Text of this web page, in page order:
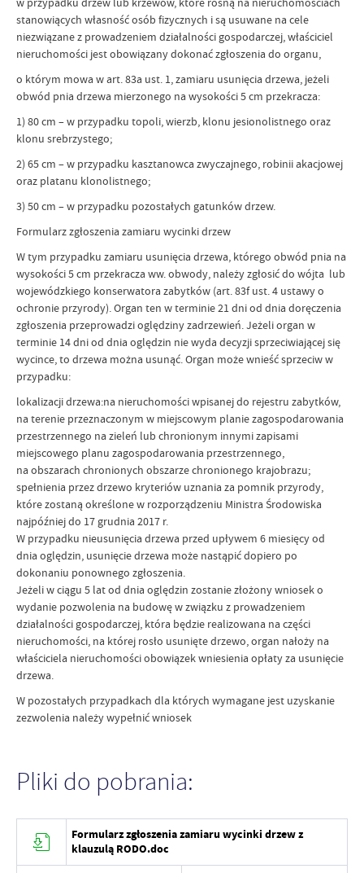
stanowiących własność osób fizycznych i są usuwane na cele
niezwiązane z prowadzeniem działalności gospodarczej, właściciel
nieruchomości jest obowiązany dokonać zgłoszenia do organu,
o którym mowa w art. 83a ust. 1, zamiaru usunięcia drzewa, jeżeli
obwód pnia drzewa mierzonego na wysokości 5 cm przekracza:
1) 80 cm – w przypadku topoli, wierzb, klonu jesionolistnego oraz
klonu srebrzystego;
2) 65 cm – w przypadku kasztanowca zwyczajnego, robinii akacjowej
oraz platanu klonolistnego;
3) 50 cm – w przypadku pozostałych gatunków drzew.
Formularz zgłoszenia zamiaru wycinki drzew
W tym przypadku zamiaru usunięcia drzewa, którego obwód pnia na
wysokości 5 cm przekracza ww. obwody, należy zgłosić do wójta lub
wojewódzkiego konserwatora zabytków (art. 83f ust. 4 ustawy o
ochronie przyrody). Organ ten w terminie 21 dni od dnia doręczenia
zgłoszenia przeprowadzi oględziny zadrzewień. Jeżeli organ w
terminie 14 dni od dnia oględzin nie wyda decyzji sprzeciwiającej się
wycince, to drzewa można usunąć. Organ może wnieść sprzeciw w
przypadku:
lokalizacji drzewa:na nieruchomości wpisanej do rejestru zabytków,
na terenie przeznaczonym w miejscowym planie zagospodarowania
przestrzennego na zieleń lub chronionym innymi zapisami
miejscowego planu zagospodarowania przestrzennego,
na obszarach chronionych obszarze chronionego krajobrazu;
spełnienia przez drzewo kryteriów uznania za pomnik przyrody,
które zostaną określone w rozporządzeniu Ministra Środowiska
najpóźniej do 17 grudnia 2017 r.
W przypadku nieusunięcia drzewa przed upływem 6 miesięcy od
dnia oględzin, usunięcie drzewa może nastąpić dopiero po
dokonaniu ponownego zgłoszenia.
Jeżeli w ciągu 5 lat od dnia oględzin zostanie złożony wniosek o
wydanie pozwolenia na budowę w związku z prowadzeniem
działalności gospodarczej, która będzie realizowana na części
nieruchomości, na której rosło usunięte drzewo, organ nałoży na
właściciela nieruchomości obowiązek wniesienia opłaty za usunięcie
drzewa.
W pozostałych przypadkach dla których wymagane jest uzyskanie
zezwolenia należy wypełnić wniosek
Pliki do pobrania:
Formularz zgłoszenia zamiaru wycinki drzew z
klauzulą RODO.doc